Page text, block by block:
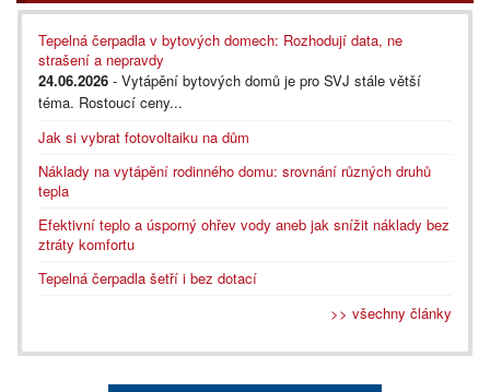
Tepelná čerpadla v bytových domech: Rozhodují data, ne
strašení a nepravdy
24.06.2026 - Vytápění bytových domů je pro SVJ stále větší
téma. Rostoucí ceny...
Jak si vybrat fotovoltaiku na dům
Náklady na vytápění rodinného domu: srovnání různých druhů
tepla
Efektivní teplo a úsporný ohřev vody aneb jak snížit náklady bez
ztráty komfortu
Tepelná čerpadla šetří i bez dotací
>> všechny články